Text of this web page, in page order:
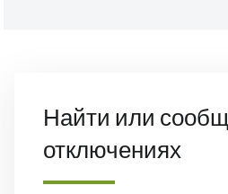
Найти или
отключениях